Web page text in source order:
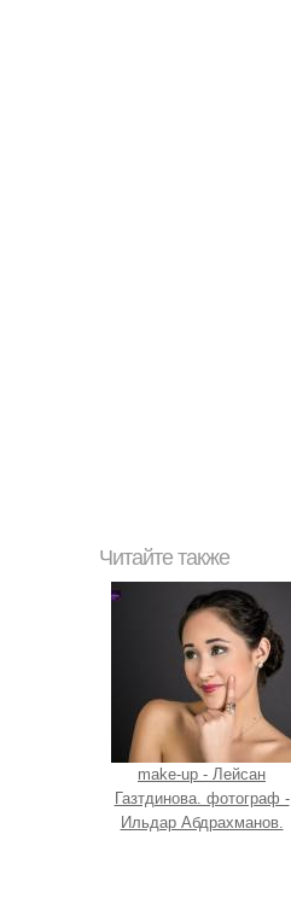
Читайте также
make-up - Лейсан
Газтдинова. фотограф -
Ильдар Абдрахманов.